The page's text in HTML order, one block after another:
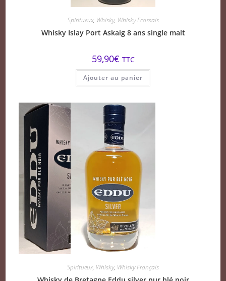
Spiritueux, Whisky, Whisky Ecossais
Whisky Islay Port Askaig 8 ans single malt
59,90€ TTC
Ajouter au panier
Spiritueux, Whisky, Whisky Français